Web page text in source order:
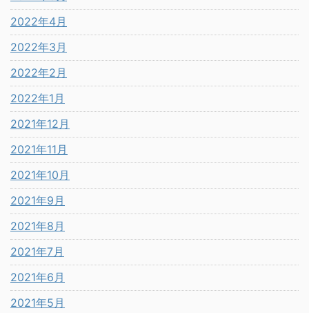
2022年4月
2022年3月
2022年2月
2022年1月
2021年12月
2021年11月
2021年10月
2021年9月
2021年8月
2021年7月
2021年6月
2021年5月